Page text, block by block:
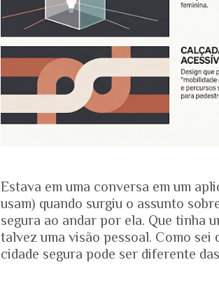
Estava em uma conversa em um
usam) quando surgiu o assunto
segura ao andar por ela. Que tinha
talvez uma visão pessoal. Como sei
cidade segura pode ser diferente